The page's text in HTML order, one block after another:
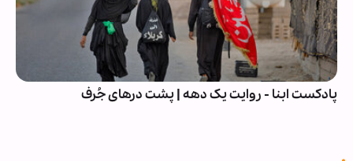
پادکست ابنا - روایت یک دهه | پشت درهای جُرف